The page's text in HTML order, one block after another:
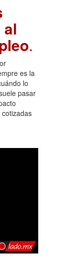
.
es la
lo
pasar